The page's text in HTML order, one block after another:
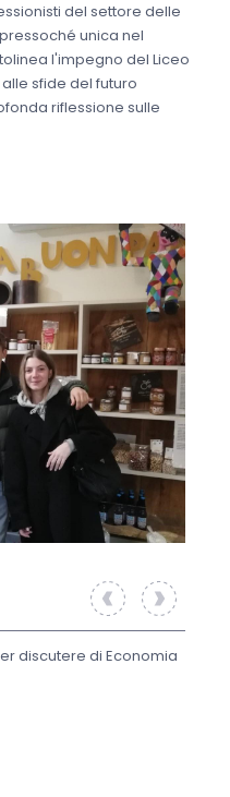
del settore delle
unica nel
l'impegno del Liceo
sfide del futuro
riflessione sulle
discutere di Economia